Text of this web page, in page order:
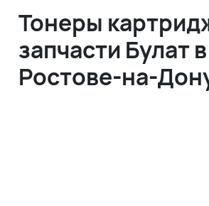
Тонеры
запчасти Булат в
Ростове-на-